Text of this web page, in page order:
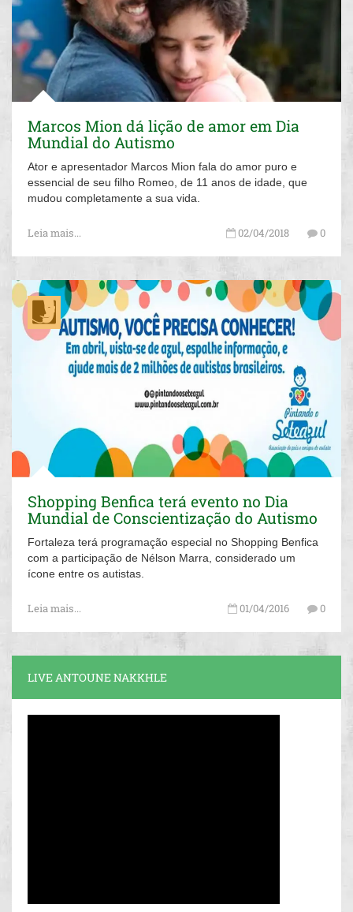
Marcos Mion dá lição de amor em Dia
Mundial do Autismo
Ator e apresentador Marcos Mion fala do amor puro e
essencial de seu filho Romeo, de 11 anos de idade, que
mudou completamente a sua vida.
Leia mais... 02/04/2018 0
Shopping Benfica terá evento no Dia
Mundial de Conscientização do Autismo
Fortaleza terá programação especial no Shopping Benfica
com a participação de Nélson Marra, considerado um
ícone entre os autistas.
Leia mais... 01/04/2016 0
LIVE ANTOUNE NAKKHLE